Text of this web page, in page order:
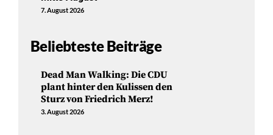
7. August 2026
Beliebteste Beiträge
Dead Man Walking: Die CDU
plant hinter den Kulissen den
Sturz von Friedrich Merz!
3. August 2026